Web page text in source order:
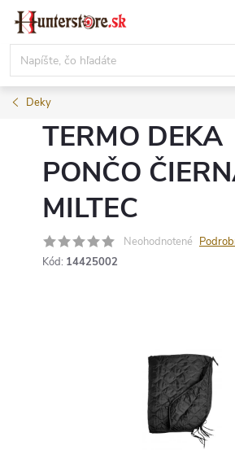
Prejsť
obsah
Deky
TERMO DEKA
PONČO
MILTEC
Neohodnotené
Kód: 14425002